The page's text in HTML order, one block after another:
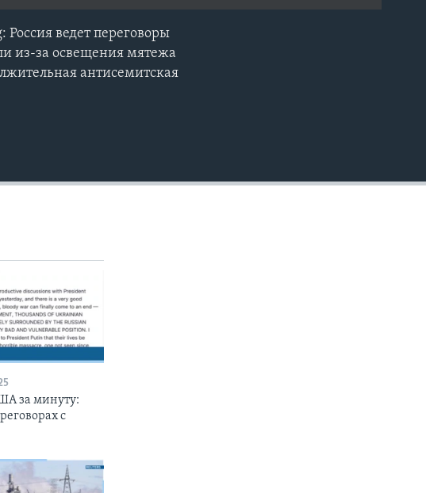
ведет переговоры
из-за освещения мятежа
антисемитская
за минуту:
с